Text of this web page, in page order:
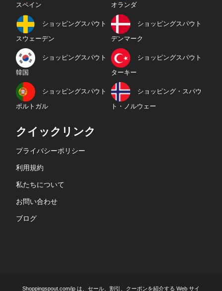
スペイン オランダ
ショッピングスパウト
スウェーデン
ショッピングスパウト
デンマーク
ショッピングスパウト
韓国
ショッピングスパウト
ターキー
ショッピングスパウト
ポルトガル
ショッピング・スパウ
ト・ノルウェー
クイックリンク
プライバシーポリシー
利用規約
私たちについて
お問い合わせ
ブログ
Shoppingspout.com/jp は、セール、割引、クーポンを紹介する Web サイ